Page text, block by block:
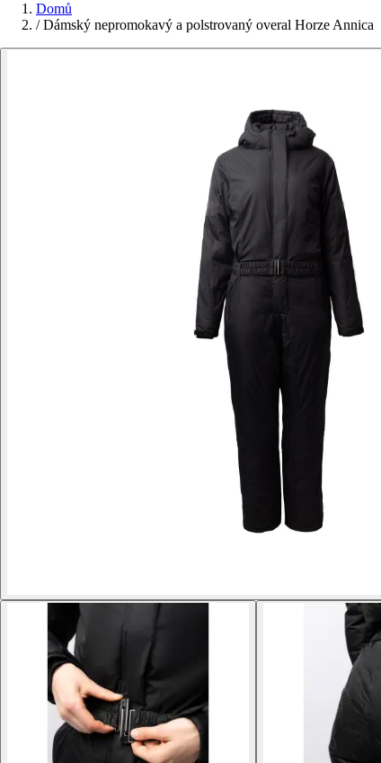
Domů
/ Dámský nepromokavý a polstrovaný overal Horze Annica